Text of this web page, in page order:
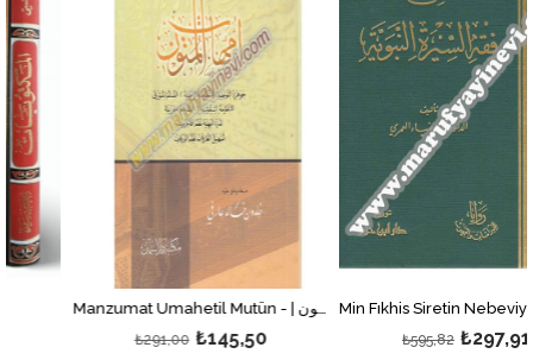
Manzumat Umahetil Mutün - | منظومات أمهات المتون
₺145,50
₺291,00 ₺297,91
₺595,82